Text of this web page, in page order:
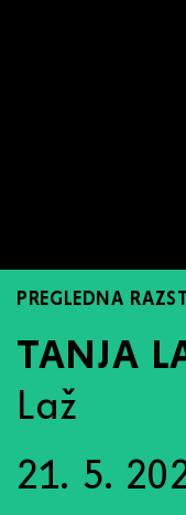
PREGLEDNA
TANJA
Laž
21. 5.